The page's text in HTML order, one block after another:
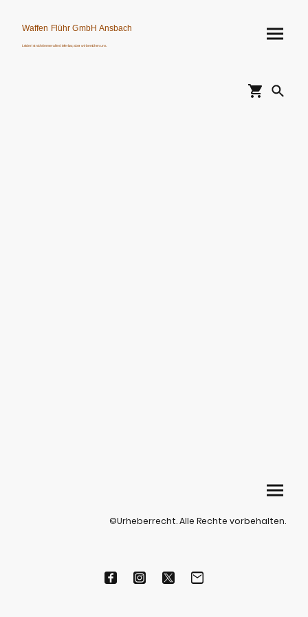
Waffen Flühr GmbH Ansbach
Leider ist nicht immer alles lieferbar, aber wir bemühen uns.
©Urheberrecht. Alle Rechte vorbehalten.